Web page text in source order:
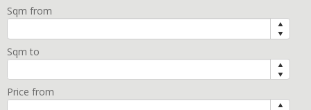
Sqm from
Sqm to
Price from